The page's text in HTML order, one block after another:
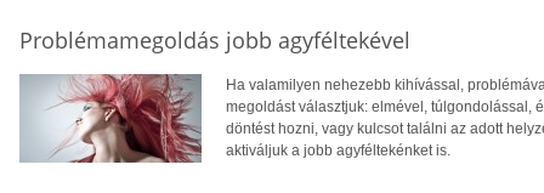
Problémamegoldás jobb agyféltekével
Ha valamilyen nehezebb kihívással,
megoldást választjuk: elmével, túlgondolással,
döntést hozni, vagy kulcsot találni az adott
aktiváljuk a jobb agyféltekénket is.